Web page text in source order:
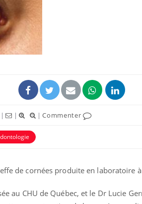
| | |Commenter
de cornées produite en laboratoire
au CHU de Québec, et le Dr Lucie
Pourquoi manger moins
de protéines pourrait
finalement être bénéfique
Grossesse et chaleur : ce